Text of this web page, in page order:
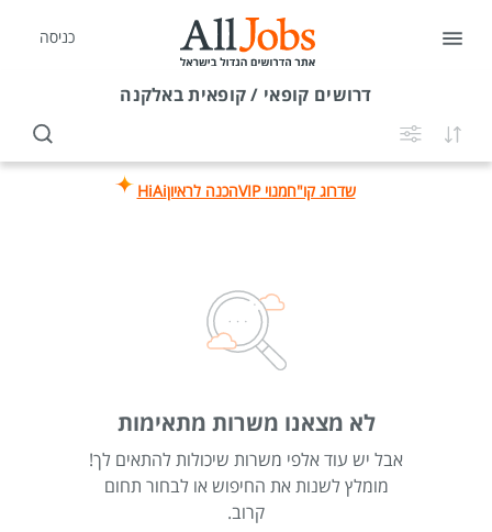
כניסה
דרושים קופאי / קופאית באלקנה
שדרוג קו"חמנוי VIP הכנה לראיוןHiAi
לא מצאנו משרות מתאימות
אבל יש עוד אלפי משרות שיכולות להתאים לך!
מומלץ לשנות את החיפוש או לבחור תחום
קרוב.